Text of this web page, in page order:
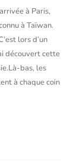
à Paris,
à Taïwan.
lors d’un
découvert cette
bas, les
à chaque coin